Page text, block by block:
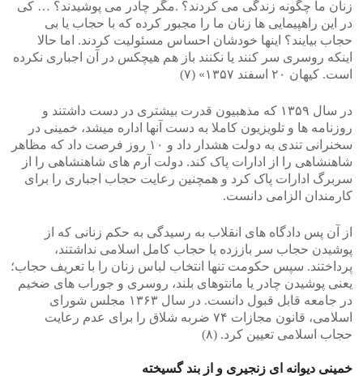
زنان ما چگونه زندگی می کردند؟ .مگر چادر می پوشیدند؟ … کی
در این راهپیمایی ها زنان ما را مجبور کرده که با حجاب یا بی
حجاب بیایند؟ اینها خودشان احساس مسئولیت کردند. اما حالا
اینکه روسری سر کنند یا نکنند باز هم هیچکس در آن اجباری نکرده
است. کیهان ۲۰ اسفند ۱۳۵۷» (۷)
در سال ۱۳۵۹ که مذهبیون قدرت بیشتری در دست داشتند و
روزنامه ها و تلویزیون کاملا به دست آنها اداره میشد، خمینی در
سخنرانی تندی به دولت هشدار داد و ۱۰ روز فرصت داد که مظاهر
شاهنشاهی را از ادارات پاک کند. دولت آرم های شاهنشاهی را از
سربرگ ادارات پاک کرد و همچنین رعایت حجاب اجباری را برای
کارمندان الزامی دانست.
از آن پس دادگاه های انقلاب به رسیدگی به حکم زنانی که از
پوشیدن حجاب سر باززده یا حجاب کامل اسلامی نداشتند،
پرداختند. سپس حکومت تنها انتخاب لباس زنان را با تعریف حجاب؛
یعنی پوشیدن چادر یا مانتوهای بلند، روسری و جوراب های ضخیم
در جامعه قابل قبول دانست. در سال ۱۳۶۳ مجلس شورای
اسلامی، قانون مجازات ۷۴ ضربه شلاق را برای عدم رعایت
حجاب اسلامی تعیین کرد. (۸)
خمینی دیوانه ای زنجیری و از بند گسیخته